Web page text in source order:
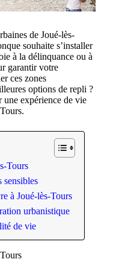
de Joué-lès-
souhaite s’installer
à la délinquance ou à
garantir votre
ces zones
options de repli ?
une expérience de vie
Tours
sensibles
à Joué-lès-Tours
urbanistique
de vie